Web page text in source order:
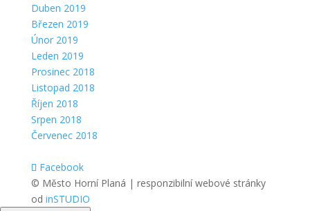
Duben 2019
Březen 2019
Únor 2019
Leden 2019
Prosinec 2018
Listopad 2018
Říjen 2018
Srpen 2018
Červenec 2018
Facebook
© Město Horní Planá | responzibilní webové stránky
od inSTUDIO